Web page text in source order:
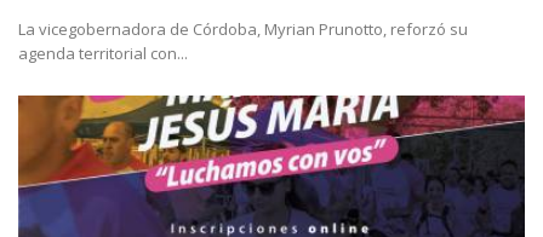
La vicegobernadora de Córdoba, Myrian Prunotto, reforzó su
agenda territorial con...